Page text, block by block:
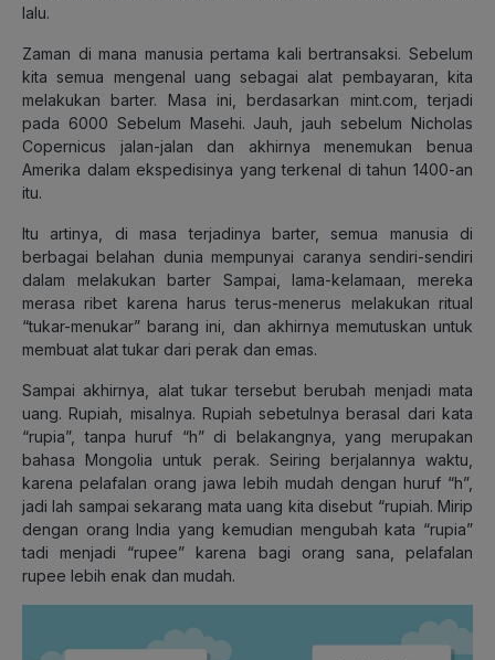
lalu.
Zaman di mana manusia pertama kali bertransaksi. Sebelum
kita semua mengenal uang sebagai alat pembayaran, kita
melakukan barter. Masa ini, berdasarkan mint.com, terjadi
pada 6000 Sebelum Masehi. Jauh, jauh sebelum Nicholas
Copernicus jalan-jalan dan akhirnya menemukan benua
Amerika dalam ekspedisinya yang terkenal di tahun 1400-an
itu.
Itu artinya, di masa terjadinya barter, semua manusia di
berbagai belahan dunia mempunyai caranya sendiri-sendiri
dalam melakukan barter Sampai, lama-kelamaan, mereka
merasa ribet karena harus terus-menerus melakukan ritual
“tukar-menukar” barang ini, dan akhirnya memutuskan untuk
membuat alat tukar dari perak dan emas.
Sampai akhirnya, alat tukar tersebut berubah menjadi mata
uang. Rupiah, misalnya. Rupiah sebetulnya berasal dari kata
“rupia”, tanpa huruf “h” di belakangnya, yang merupakan
bahasa Mongolia untuk perak. Seiring berjalannya waktu,
karena pelafalan orang jawa lebih mudah dengan huruf “h”,
jadi lah sampai sekarang mata uang kita disebut “rupiah. Mirip
dengan orang India yang kemudian mengubah kata “rupia”
tadi menjadi “rupee” karena bagi orang sana, pelafalan
rupee lebih enak dan mudah.